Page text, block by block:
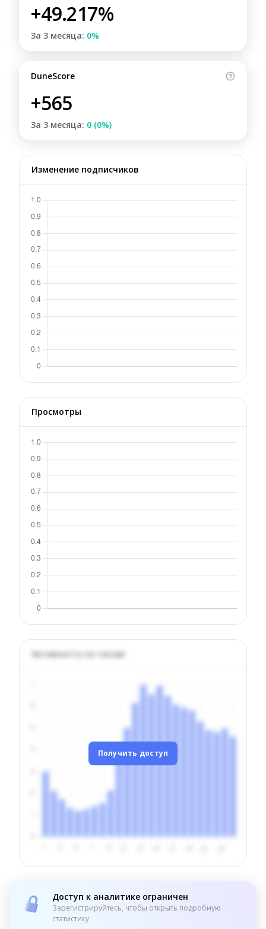
+49.217%
За 3 месяца: 0%
DuneScore
+565
За 3 месяца: 0 (0%)
Изменение подписчиков
Просмотры
Активность по часам
Получить доступ
Доступ к аналитике ограничен
Зарегистрируйтесь, чтобы открыть подробную
статистику